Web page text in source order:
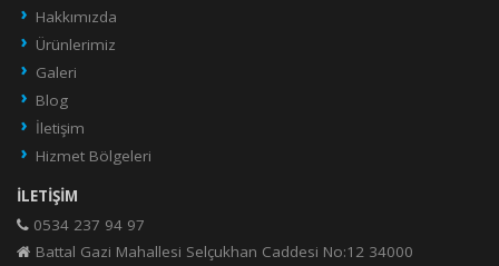
Hakkımızda
Ürünlerimiz
Galeri
Blog
İletişim
Hizmet Bölgeleri
İLETIŞIM
0534 237 94 97
Battal Gazi Mahallesi Selçukhan Caddesi No:12 34000